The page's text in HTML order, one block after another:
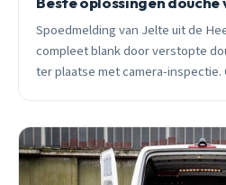
Spoedmelding van Jelte uit de
compleet blank door verstopte
ter plaatse met camera-inspectie.